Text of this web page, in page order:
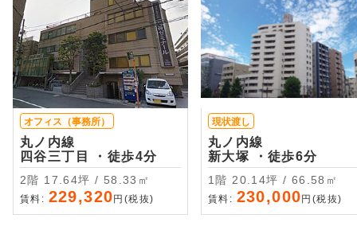
オフィス（事務所）
丸ノ内線
四谷三丁目 ・徒歩4分
2階 17.64坪 / 58.33㎡
賃料: 229,320 円(税抜)
現状渡し
丸ノ内線
新大塚 ・徒歩6分
1階 20.14坪 / 66.58㎡
賃料: 230,000 円(税抜)